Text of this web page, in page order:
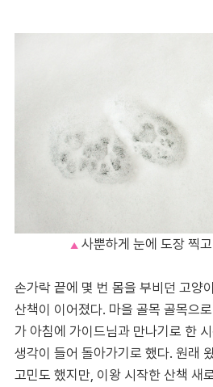
▲ 사뿐하게 눈에 도장 찍
손가락 끝에 몇 번 몸을 부비던 고양
산책이 이어졌다. 마을 골목 골목으
가 아침에 가이드님과 만나기로 한
생각이 들어 돌아가기로 했다. 원래
고민도 했지만, 이왕 시작한 산책 새